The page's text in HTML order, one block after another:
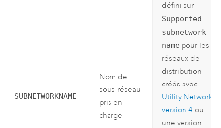
SUBNETWORKNAME
Nom de
sous-réseau
pris en
charge
défini sur
Supported
subnetwork
name pour les
réseaux de
distribution
créés avec
Utility Network
version 4 ou
une version